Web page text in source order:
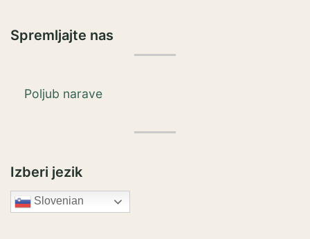
Spremljajte nas
Poljub narave
Izberi jezik
Slovenian